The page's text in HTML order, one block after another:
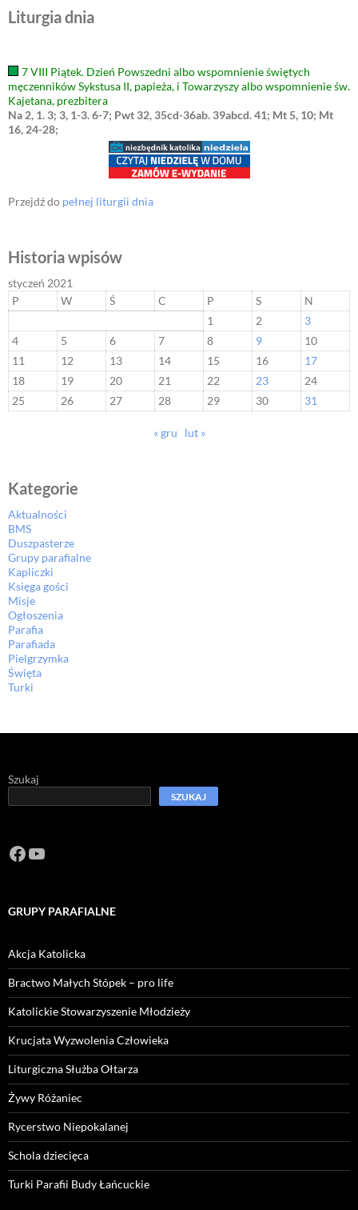
Liturgia dnia
7 VIII Piątek. Dzień Powszedni albo wspomnienie świętych
męczenników Sykstusa II, papieża, i Towarzyszy albo wspomnienie św.
Kajetana, prezbitera
Na 2, 1. 3; 3, 1-3. 6-7; Pwt 32, 35cd-36ab. 39abcd. 41; Mt 5, 10; Mt
16, 24-28;
Przejdź do pełnej liturgii dnia
Historia wpisów
styczeń 2021
P
W Ś C P S
N
1
2
3
4
5 6 7 8 9
10
11
12 13 14 15 16
17
18
19 20 21 22 23
24
25
26 27 28 29 30 31
« gru lut »
Kategorie
Aktualności
BMS
Duszpasterze
Grupy parafialne
Kapliczki
Księga gości
Misje
Ogłoszenia
Parafia
Parafiada
Pielgrzymka
Święta
Turki
Szukaj
SZUKAJ
Facebook
https://www.youtube.com/channel/
GRUPY PARAFIALNE
Akcja Katolicka
Bractwo Małych Stópek – pro life
Katolickie Stowarzyszenie Młodzieży
Krucjata Wyzwolenia Człowieka
Liturgiczna Służba Ołtarza
Żywy Różaniec
Rycerstwo Niepokalanej
Schola dziecięca
Turki Parafii Budy Łańcuckie